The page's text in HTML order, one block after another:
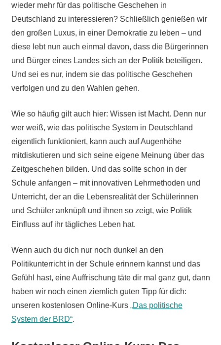
wieder mehr für das politische Geschehen in
Deutschland zu interessieren? Schließlich genießen wir
den großen Luxus, in einer Demokratie zu leben – und
diese lebt nun auch einmal davon, dass die Bürgerinnen
und Bürger eines Landes sich an der Politik beteiligen.
Und sei es nur, indem sie das politische Geschehen
verfolgen und zu den Wahlen gehen.
Wie so häufig gilt auch hier: Wissen ist Macht. Denn nur
wer weiß, wie das politische System in Deutschland
eigentlich funktioniert, kann auch auf Augenhöhe
mitdiskutieren und sich seine eigene Meinung über das
Zeitgeschehen bilden. Und das sollte schon in der
Schule anfangen – mit innovativen Lehrmethoden und
Unterricht, der an die Lebensrealität der Schülerinnen
und Schüler anknüpft und ihnen so zeigt, wie Politik
Einfluss auf ihr tägliches Leben hat.
Wenn auch du dich nur noch dunkel an den
Politikunterricht in der Schule erinnern kannst und das
Gefühl hast, eine Auffrischung täte dir mal ganz gut, dann
haben wir noch einen ziemlich guten Tipp für dich:
unseren kostenlosen Online-Kurs „Das politische
System der BRD“.